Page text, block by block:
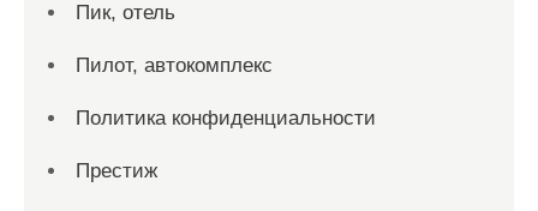
Пик, отель
Пилот, автокомплекс
Политика конфиденциальности
Престиж